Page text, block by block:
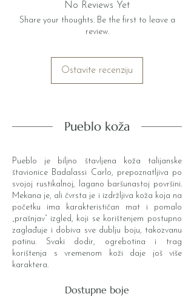
No Reviews Yet
Share your thoughts. Be the first to leave a
review.
Ostavite recenziju
Pueblo koža
Pueblo je biljno štavljena koža talijanske
štavionice Badalassi Carlo, prepoznatljiva po
svojoj rustikalnoj, lagano baršunastoj površini.
Mekana je, ali čvrsta je i izdržljiva koža koja na
početku ima karakterističan mat i pomalo
„prašnjav” izgled, koji se korištenjem postupno
zaglađuje i dobiva sve dublju boju, takozvanu
patinu. Svaki dodir, ogrebotina i trag
korištenja s vremenom koži daje još više
karaktera.
Dostupne boje